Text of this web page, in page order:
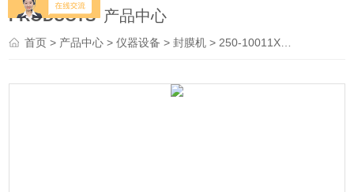
PRODUCTS 产品中心
首页> 产品中心 >仪器设备 >封膜机 > 250-10011XTUltraseal™ XT-PRO多功能封膜机